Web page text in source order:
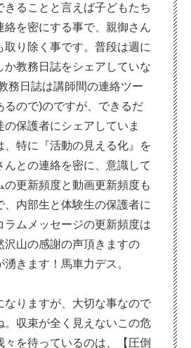
きることと言えば子どもたち
絡を密にする事で、親御さん
取り除く事です。普段は週に
か教務日誌をシェアしていな
務日誌は講師間の連絡ツー
るので)のですが、できるだ
の保護者にシェアしていま
、特に『活動の見える化』を
んとの連絡を密に、意識して
の更新頻度と動画更新頻度も
、内部生と体験生の保護者に
ラムメッセージの更新頻度は
沢山の感謝の声頂きますの
きます！馬車力デス。
なりますが、大切な事なので
。収束が全く見えないこの危
々を待っているのは、【圧倒